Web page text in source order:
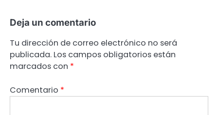
Deja un comentario
Tu dirección de correo electrónico no será
publicada. Los campos obligatorios están
marcados con *
Comentario *